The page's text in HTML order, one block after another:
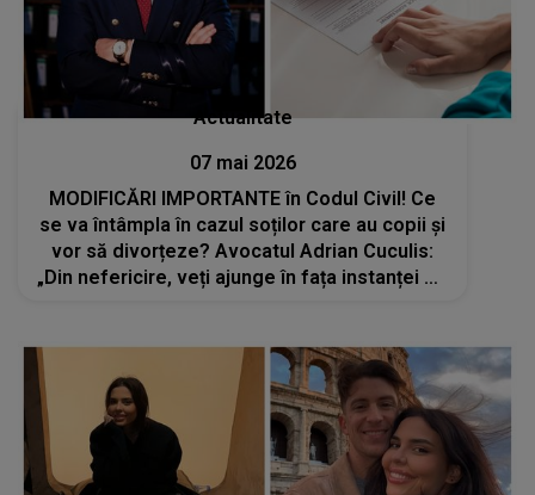
Actualitate
07 mai 2026
MODIFICĂRI IMPORTANTE în Codul Civil! Ce
se va întâmpla în cazul soților care au copii și
vor să divorțeze? Avocatul Adrian Cuculis:
„Din nefericire, veți ajunge în fața instanței de